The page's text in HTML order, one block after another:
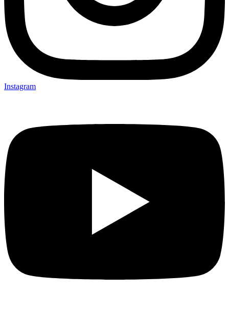
Instagram